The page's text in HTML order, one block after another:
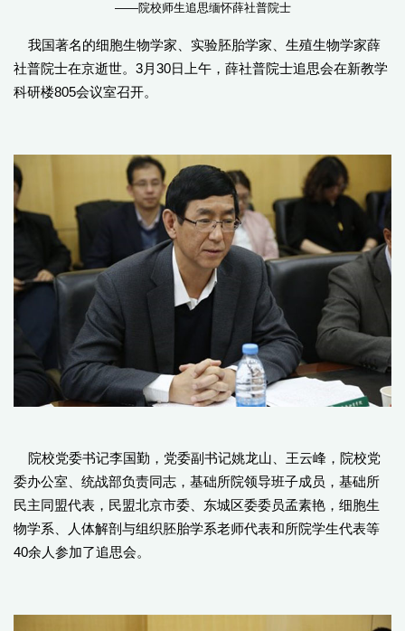
——院校师生追思缅怀薛社普院士
我国著名的细胞生物学家、实验胚胎学家、生殖生物学家薛
社普院士在京逝世。3月30日上午，薛社普院士追思会在新教学
科研楼805会议室召开。
院校党委书记李国勤，党委副书记姚龙山、王云峰，院校党
委办公室、统战部负责同志，基础所院领导班子成员，基础所
民主同盟代表，民盟北京市委、东城区委委员孟素艳，细胞生
物学系、人体解剖与组织胚胎学系老师代表和所院学生代表等
40余人参加了追思会。